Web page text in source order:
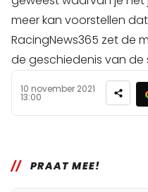
meer kan voorstellen
RacingNews365 zet de
de geschiedenis van de
10 november 2021
13:00
PRAAT MEE!